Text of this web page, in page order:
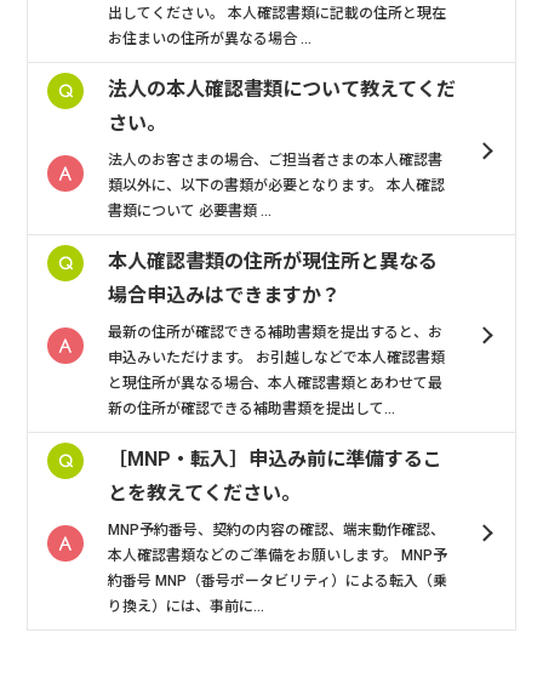
出してください。 本人確認書類に記載の住所と現在
お住まいの住所が異なる場合 ...
法人の本人確認書類について教えてくだ
さい。
法人のお客さまの場合、ご担当者さまの本人確認書
類以外に、以下の書類が必要となります。 本人確認
書類について 必要書類 ...
本人確認書類の住所が現住所と異なる
場合申込みはできますか？
最新の住所が確認できる補助書類を提出すると、お
申込みいただけます。 お引越しなどで本人確認書類
と現住所が異なる場合、本人確認書類とあわせて最
新の住所が確認できる補助書類を提出して...
［MNP・転入］申込み前に準備するこ
とを教えてください。
MNP予約番号、契約の内容の確認、端末動作確認、
本人確認書類などのご準備をお願いします。 MNP予
約番号 MNP（番号ポータビリティ）による転入（乗
り換え）には、事前に...